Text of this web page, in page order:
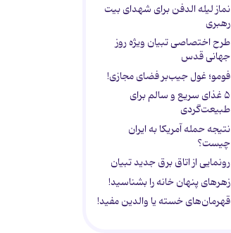
نماز لیله الدفن برای شهدای بیت
رهبری
طرح اختصاصی تبیان ویژه روز
جهانی قدس
فومو؛ غول جیب‌بر فضای مجازی!
۵ غذای سریع و سالم برای
طبیعت‌گردی
نتیجه حمله آمریکا به ایران
چیست؟
رونمایی از اتاق برق جدید تبیان
زهرهای پنهان خانه را بشناسید!
قهرمان‌های خسته یا والدین مفید!